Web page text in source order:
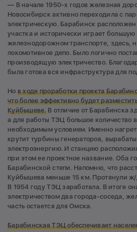
— В начале 1950-х годов железная
Новосибирск активно переходила с
электрическую. Барабинск
участка и исторически играет большую
железнодорожном транспорте, здесь,
локомотивное депо. Было логично
производящую электричество.
была готова вся инфраструктура для
Но в ходе проработки проекта
что более эффективно будет
Куйбышеве.В отличие от Барабинска
а для работы ТЭЦ большое количество
необходимым условием. Именно
крутит турбины генераторов,
электроэнергию. И станцию
при этом ее проектное название. Оба
Барабинской степи. Напомню, что
Куйбышева меньше 15 км. Протянули
В 1954 году ТЭЦ заработала. В итоге
электричеством два города-соседа,
часть остается для Омска.
Барабинская ТЭЦ обеспечивает